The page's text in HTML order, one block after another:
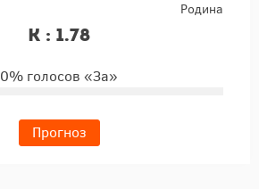
Родина
К : 1.78
0% голосов «За»
Прогноз